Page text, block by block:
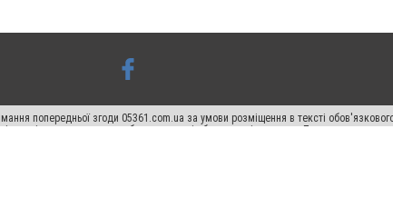
попередньої згоди 05361.com.ua за умови розміщення в тексті
статті не нижче другого абзацу в тексті або в якості джерела. Порушення